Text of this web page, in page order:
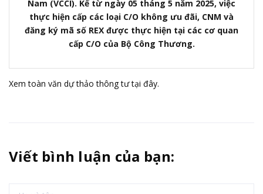
Nam (VCCI). Kể từ ngày 05 tháng 5 năm 2025, việc
thực hiện cấp các loại C/O không ưu đãi, CNM và
đăng ký mã số REX được thực hiện tại các cơ quan
cấp C/O của Bộ Công Thương.
Xem toàn văn dự thảo thông tưtại đây.
Viết bình luận của bạn: